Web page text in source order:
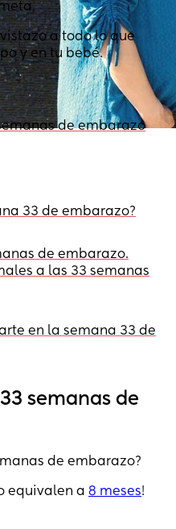
a todo lo que
y en tu bebé.
de embarazo
33 de embarazo?
de embarazo.
a las 33 semanas
en la semana 33 de
semanas de
de embarazo?
equivalen a 8 meses!